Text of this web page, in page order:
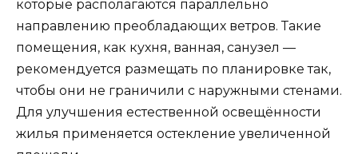
которые располагаются параллельно
направлению преобладающих ветров. Такие
помещения, как кухня, ванная, санузел —
рекомендуется размещать по планировке так,
чтобы они не граничили с наружными стенами.
Для улучшения естественной освещённости
жилья применяется остекление увеличенной